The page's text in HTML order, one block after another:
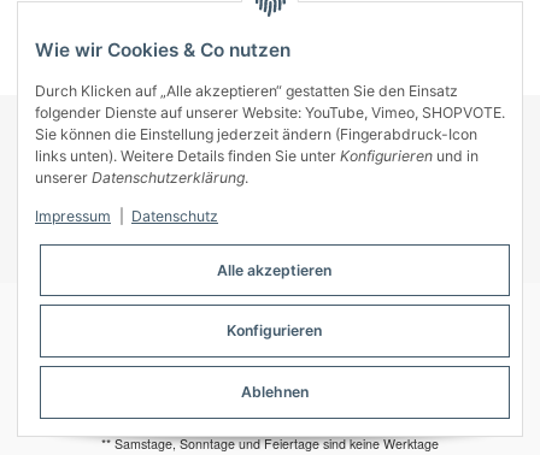
KONTAKT
INFORMATIONEN
ZAHLUNGSARTEN
© A-Key
* Alle Preise inkl. gesetzlicher USt., zzgl.Versand
** Samstage, Sonntage und Feiertage sind keine Werktage
Wie wir Cookies & Co nutzen
Durch Klicken auf „Alle akzeptieren“ gestatten Sie den Einsatz
folgender Dienste auf unserer Website: YouTube, Vimeo, SHOPVOTE.
Sie können die Einstellung jederzeit ändern (Fingerabdruck-Icon
links unten). Weitere Details finden Sie unter Konfigurieren und in
unserer Datenschutzerklärung.
Impressum Datenschutz
Alle akzeptieren
Konfigurieren
Ablehnen